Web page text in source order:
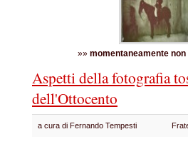
»» momentaneamente
Aspetti della fotografia
dell'Ottocento
a cura di Fernando Tempesti